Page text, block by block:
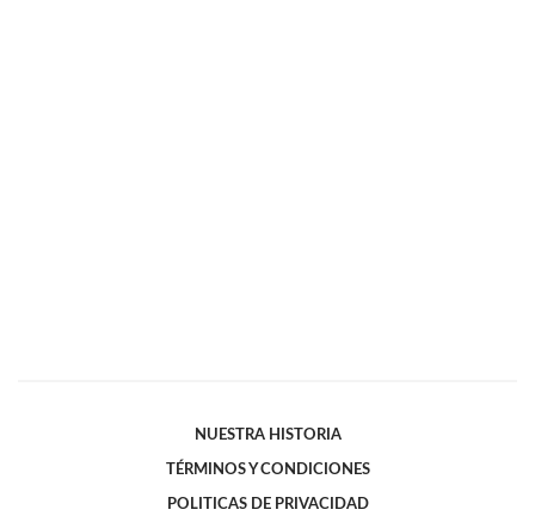
NUESTRA HISTORIA
TÉRMINOS Y CONDICIONES
POLITICAS DE PRIVACIDAD